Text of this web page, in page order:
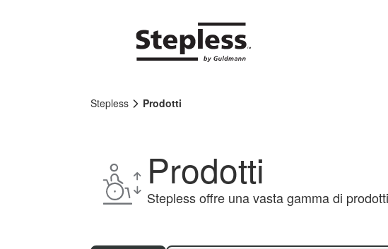
Stepless Prodotti
Prodotti
Stepless offre una vasta gamma di